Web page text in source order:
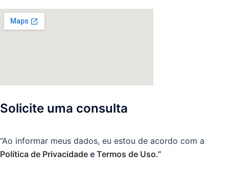
Solicite uma consulta
“Ao informar meus dados, eu estou de acordo com a
Política de Privacidade e Termos de Uso.”